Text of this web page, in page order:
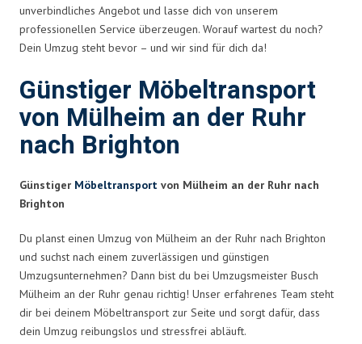
unverbindliches Angebot und lasse dich von unserem
professionellen Service überzeugen. Worauf wartest du noch?
Dein Umzug steht bevor – und wir sind für dich da!
Günstiger Möbeltransport
von Mülheim an der Ruhr
nach Brighton
Günstiger Möbeltransport von Mülheim an der Ruhr nach
Brighton
Du planst einen Umzug von Mülheim an der Ruhr nach Brighton
und suchst nach einem zuverlässigen und günstigen
Umzugsunternehmen? Dann bist du bei Umzugsmeister Busch
Mülheim an der Ruhr genau richtig! Unser erfahrenes Team steht
dir bei deinem Möbeltransport zur Seite und sorgt dafür, dass
dein Umzug reibungslos und stressfrei abläuft.